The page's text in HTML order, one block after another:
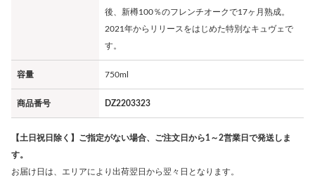
後、新樽100％のフレンチオークで17ヶ月熟成。
2021年からリリースをはじめた特別なキュヴェで
す。
容量 750ml
商品番号 DZ2203323
【土日祝日除く】ご指定がない場合、ご注文日から1～2営業日で発送しま
す。
お届け日は、エリアにより出荷翌日から翌々日となります。